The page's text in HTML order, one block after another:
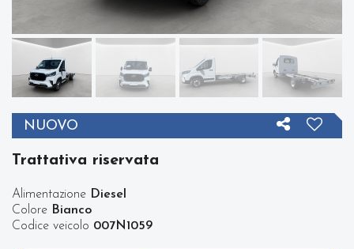
NUOVO
Trattativa riservata
Alimentazione Diesel
Colore Bianco
Codice veicolo 007N1059